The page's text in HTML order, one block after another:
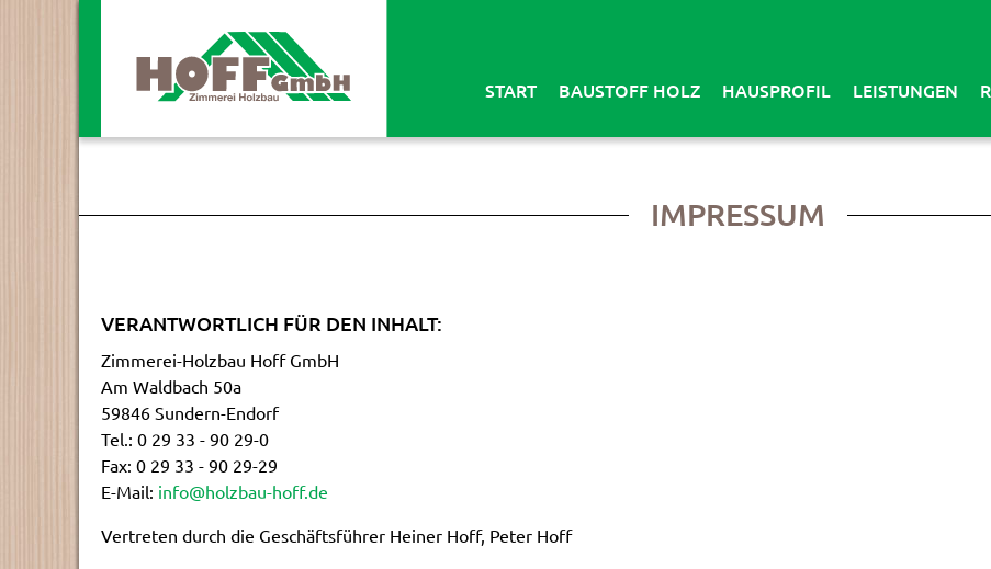
Springe direkt zu:
START BAUSTOFF HOLZ HAUSPROFIL LEISTUNGEN
IMPRESSUM
VERANTWORTLICH FÜR DEN INHALT:
Zimmerei-Holzbau Hoff GmbH
Am Waldbach 50a
59846 Sundern-Endorf
Tel.: 0 29 33 - 90 29-0
Fax: 0 29 33 - 90 29-29
E-Mail: info@holzbau-hoff.de
Vertreten durch die Geschäftsführer Heiner Hoff, Peter Hoff